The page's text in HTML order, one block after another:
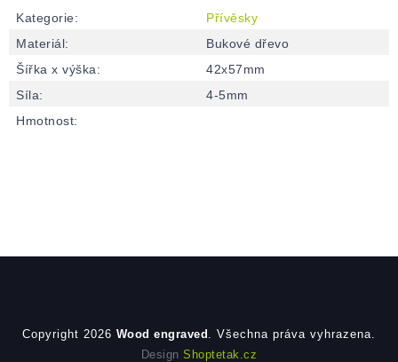
Kategorie:
Přívěsky
Materiál:
Bukové dřevo
Šířka x výška:
42x57mm
Síla:
4-5mm
Hmotnost:
Copyright 2026 Wood engraved . Všechna práva vyhrazena.
DesignShoptetak.cz